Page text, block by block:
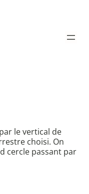
le vertical de
choisi. On
cercle passant par